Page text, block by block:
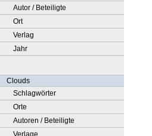
Autor / Beteiligte
Ort
Verlag
Jahr
Clouds
Schlagwörter
Orte
Autoren / Beteiligte
Verlage